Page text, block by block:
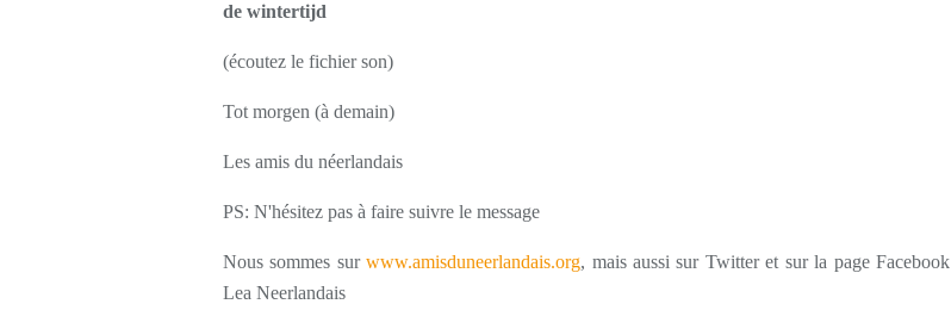
de wintertijd
(écoutez le fichier son)
Tot morgen (à demain)
Les amis du néerlandais
PS: N'hésitez pas à faire suivre le message
Nous sommes surwww.amisduneerlandais.org, mais aussi sur Twitter et sur la page Facebook
Lea Neerlandais